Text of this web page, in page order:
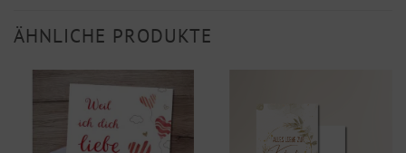
ÄHNLICHE PRODUKTE